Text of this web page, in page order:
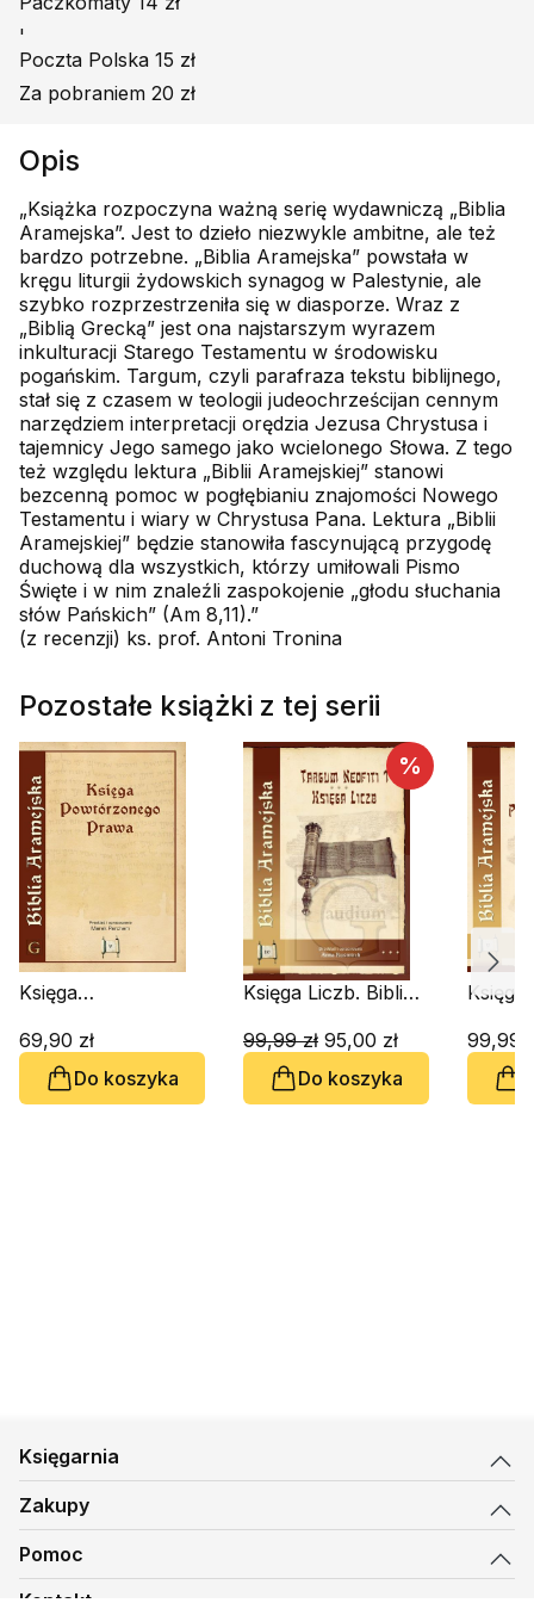
'
Poczta Polska 15 zł
Za pobraniem 20 zł
Opis
„Książka rozpoczyna ważną serię wydawniczą „Biblia
Aramejska”. Jest to dzieło niezwykle ambitne, ale też
bardzo potrzebne. „Biblia Aramejska” powstała w
kręgu liturgii żydowskich synagog w Palestynie, ale
szybko rozprzestrzeniła się w diasporze. Wraz z
„Biblią Grecką” jest ona najstarszym wyrazem
inkulturacji Starego Testamentu w środowisku
pogańskim. Targum, czyli parafraza tekstu biblijnego,
stał się z czasem w teologii judeochrześcijan cennym
narzędziem interpretacji orędzia Jezusa Chrystusa i
tajemnicy Jego samego jako wcielonego Słowa. Z tego
też względu lektura „Biblii Aramejskiej” stanowi
bezcenną pomoc w pogłębianiu znajomości Nowego
Testamentu i wiary w Chrystusa Pana. Lektura „Biblii
Aramejskiej” będzie stanowiła fascynującą przygodę
duchową dla wszystkich, którzy umiłowali Pismo
Święte i w nim znaleźli zaspokojenie „głodu słuchania
słów Pańskich” (Am 8,11).”
(z recenzji) ks. prof. Antoni Tronina
Pozostałe książki z tej serii
Księga
Prawa. Biblia
Aramejska tom 5
69,90 zł
Do koszyka
%
Księga Liczb. Biblia
99,99 zł 95,00 zł
Do koszyka
Księga
99,99
Księgarnia
Zakupy
Pomoc